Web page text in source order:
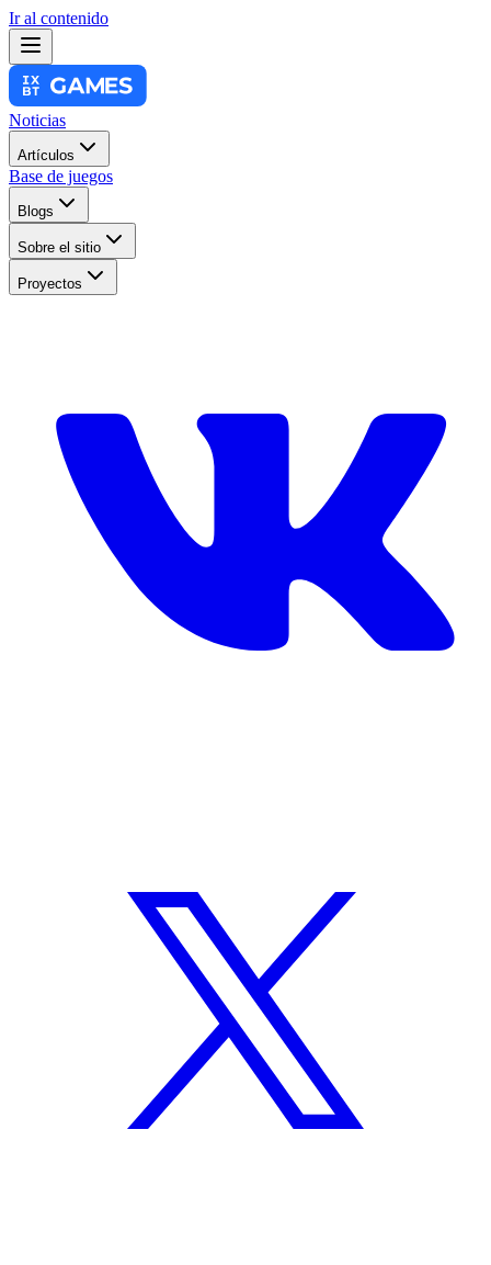
Ir al contenido
Noticias
Artículos
Base de juegos
Blogs
Sobre el sitio
Proyectos